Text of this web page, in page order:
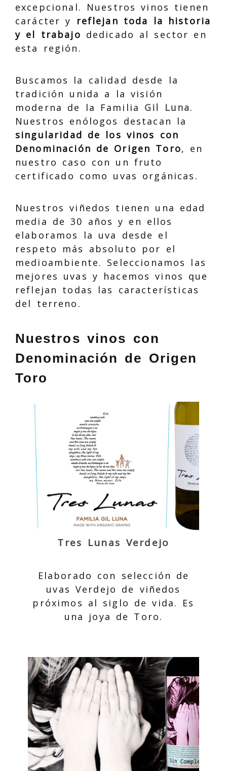
excepcional. Nuestros vinos tienen
carácter y
reflejan toda la historia
y el trabajo dedicado al sector en
esta región.
Buscamos la calidad desde la
tradición unida a la visión
moderna de la Familia Gil Luna.
Nuestros enólogos destacan la
singularidad de los vinos con
Denominación de Origen Toro, en
nuestro caso con un fruto
certificado como uvas orgánicas.
Nuestros viñedos tienen una edad
media de 30 años y en ellos
elaboramos la uva desde el
respeto más absoluto por el
medioambiente. Seleccionamos las
mejores uvas y hacemos vinos que
reflejan todas las características
del terreno.
Nuestros vinos con
Denominación de Origen
Toro
Tres Lunas Verdejo
Elaborado con selección de
uvas Verdejo de viñedos
próximos al siglo de vida. Es
una joya de Toro.